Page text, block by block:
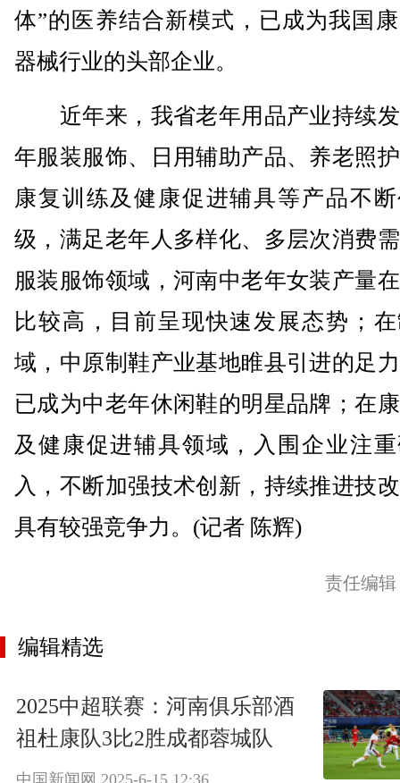
体”的医养结合新模式，已成为我国
器械行业的头部企业。
近年来，我省老年用品产业持续
年服装服饰、日用辅助产品、养老照
康复训练及健康促进辅具等产品不
级，满足老年人多样化、多层次消费
服装服饰领域，河南中老年女装产量
比较高，目前呈现快速发展态势；
域，中原制鞋产业基地睢县引进的足
已成为中老年休闲鞋的明星品牌；在
及健康促进辅具领域，入围企业注
入，不断加强技术创新，持续推进技
具有较强竞争力。(记者 陈辉)
责任编
编辑精选
2025中超联赛：河南俱乐部酒
祖杜康队3比2胜成都蓉城队
中国新闻网 2025-6-15 12:36